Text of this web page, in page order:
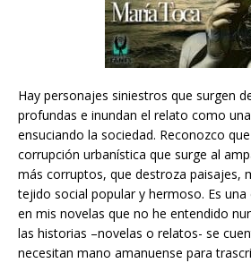
Hay personajes siniestros que surgen
profundas e inundan el relato como
ensuciando la sociedad. Reconozco
corrupción urbanística que surge al
más corruptos, que destroza paisajes,
tejido social popular y hermoso. Es
en mis novelas que no he entendido
las historias –novelas o relatos- se
necesitan mano amanuense para